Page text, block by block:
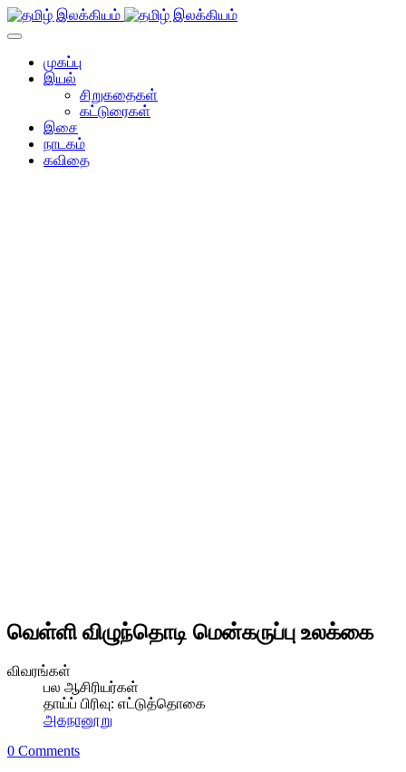
முகப்பு
இயல்
சிறுகதைகள்
கட்டுரைகள்
இசை
நாடகம்
கவிதை
வெள்ளி விழுந்தொடி மென்கருப்பு உலக்கை
விவரங்கள்
பல ஆசிரியர்கள்
தாய்ப் பிரிவு: எட்டுத்தொகை
அகநானூறு
0 Comments